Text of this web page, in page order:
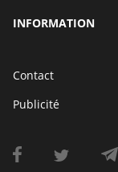
INFORMATION
Contact
Publicité